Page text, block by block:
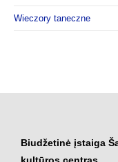
Wieczory taneczne
Biudžetinė įstaiga
kultūros centras